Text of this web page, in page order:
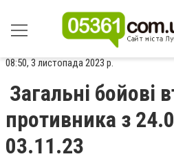
08:50, 3 листопада 2023 р.
Загальні бойові
противника з
03.11.23